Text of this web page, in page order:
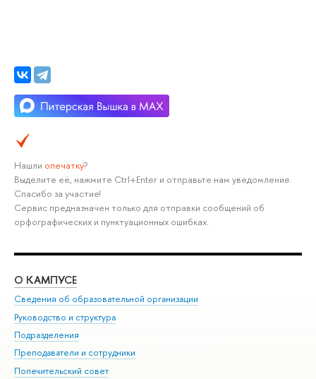
Нашли опечатку?
Выделите её, нажмите Ctrl+Enter и отправьте нам уведомление.
Спасибо за участие!
Сервис предназначен только для отправки сообщений об
орфографических и пунктуационных ошибках.
О КАМПУСЕ
Сведения об образовательной организации
Руководство и структура
Подразделения
Преподаватели и сотрудники
Попечительский совет